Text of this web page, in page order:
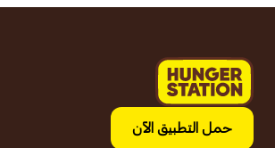
حمل التطبيق الآن